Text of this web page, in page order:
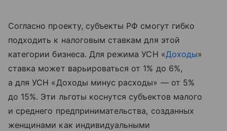
Согласно проекту, субъекты РФ смогут гибко
подходить к налоговым ставкам для этой
категории бизнеса. Для режима УСН «Доходы»
ставка может варьироваться от 1% до 6%,
а для УСН «Доходы минус расходы» — от 5%
до 15%. Эти льготы коснутся субъектов малого
и среднего предпринимательства, созданных
женщинами как индивидуальными